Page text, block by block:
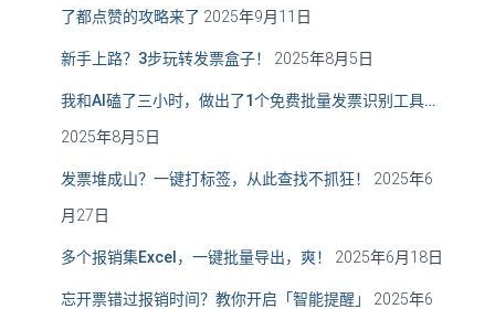
了都点赞的攻略来了 2025年9月11日
新手上路？3步玩转发票盒子！ 2025年8月5日
我和AI磕了三小时，做出了1个免费批量发票识别工具…
2025年8月5日
发票堆成山？一键打标签，从此查找不抓狂！ 2025年6
月27日
多个报销集Excel，一键批量导出，爽！ 2025年6月18日
忘开票错过报销时间？教你开启「智能提醒」 2025年6